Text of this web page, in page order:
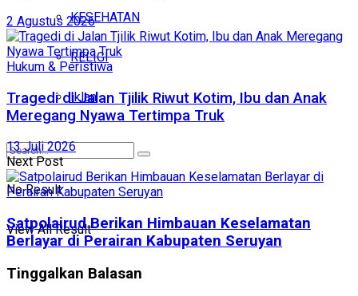
KESEHATAN
RELIGI
Iklan
No Result
View All Result
2 Agustus 2026
Hukum & Peristiwa
Tragedi di Jalan Tjilik Riwut Kotim, Ibu dan Anak
Meregang Nyawa Tertimpa Truk
13 Juli 2026
Next Post
Satpolairud Berikan Himbauan Keselamatan
Berlayar di Perairan Kabupaten Seruyan
Tinggalkan Balasan